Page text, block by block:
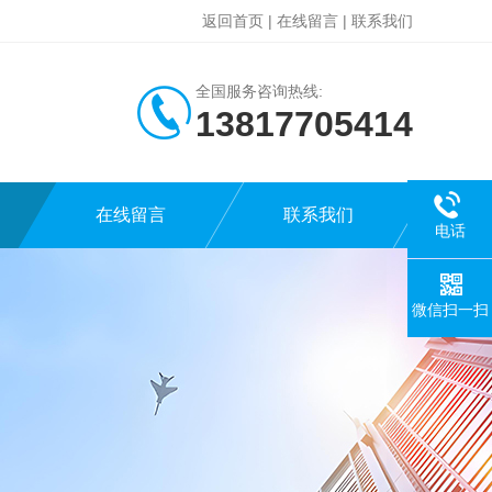
返回首页 | 在线留言 | 联系我们
全国服务咨询热线:
13817705414
在线留言 联系我们
电话
微信扫一扫